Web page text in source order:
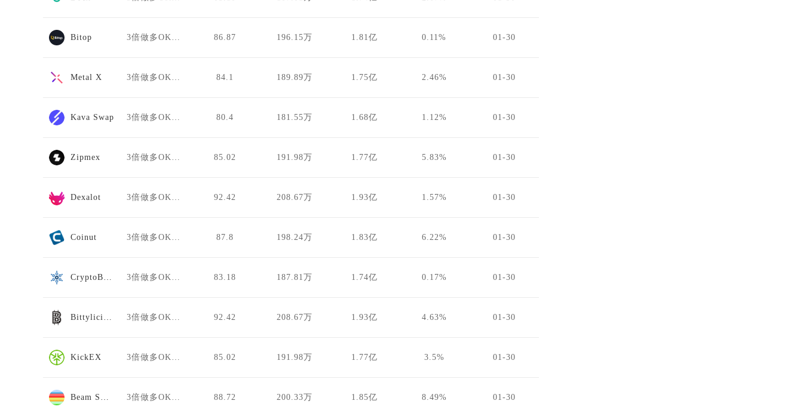
Bitop 86.87 196.15万 1.81亿 0.11% 01-30
Metal X 84.1 189.89万 1.75亿 2.46% 01-30
Kava Swap 80.4 181.55万 1.68亿 1.12% 01-30
Zipmex 85.02 191.98万 1.77亿 5.83% 01-30
Dexalot 92.42 208.67万 1.93亿 1.57% 01-30
Coinut 87.8 198.24万 1.83亿 6.22% 01-30
83.18 187.81万 1.74亿 0.17% 01-30
92.42 208.67万 1.93亿 4.63% 01-30
KickEX 85.02 191.98万 1.77亿 3.5% 01-30
88.72 200.33万 1.85亿 8.49% 01-30